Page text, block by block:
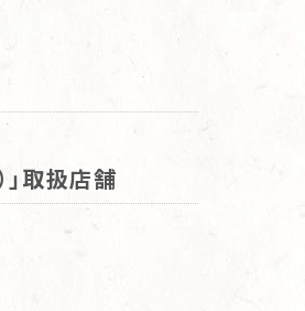
」取扱店舗